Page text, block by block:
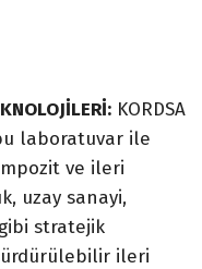
KORDSA
laboratuvar ile
ve ileri
uzay sanayi,
stratejik
ileri